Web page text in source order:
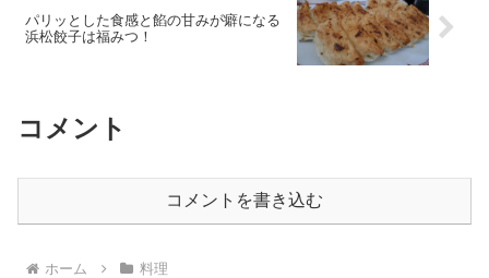
パリッとした食感と餡の甘みが癖になる
浜松餃子は福みつ！
コメント
コメントを書き込む
ホーム 料理